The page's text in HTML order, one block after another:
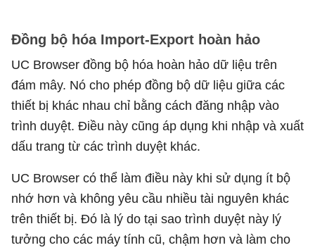
Đồng bộ hóa Import-Export hoàn hảo
UC Browser đồng bộ hóa hoàn hảo dữ liệu trên
đám mây. Nó cho phép đồng bộ dữ liệu giữa các
thiết bị khác nhau chỉ bằng cách đăng nhập vào
trình duyệt. Điều này cũng áp dụng khi nhập và xuất
dấu trang từ các trình duyệt khác.
UC Browser có thể làm điều này khi sử dụng ít bộ
nhớ hơn và không yêu cầu nhiều tài nguyên khác
trên thiết bị. Đó là lý do tại sao trình duyệt này lý
tưởng cho các máy tính cũ, chậm hơn và làm cho